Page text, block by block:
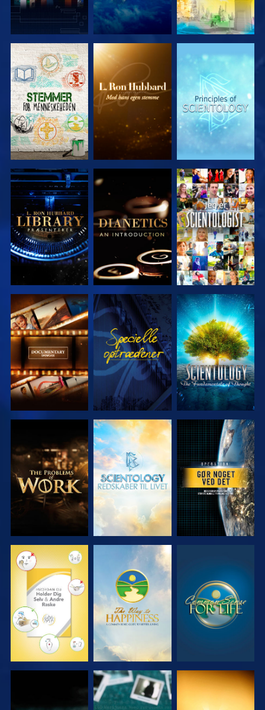
UDFORSK
SERIEN
UDFORSK
SERIEN
UDFORSK
SERIEN
UDFORSK
SERIEN
UDFORSK
SERIEN
SE
UDFORSK
SERIEN
SE
UDFORSK
SERIEN
UDFORSK
SERIEN
UDFORSK
SERIEN
SE
SE SE SE
SE SE